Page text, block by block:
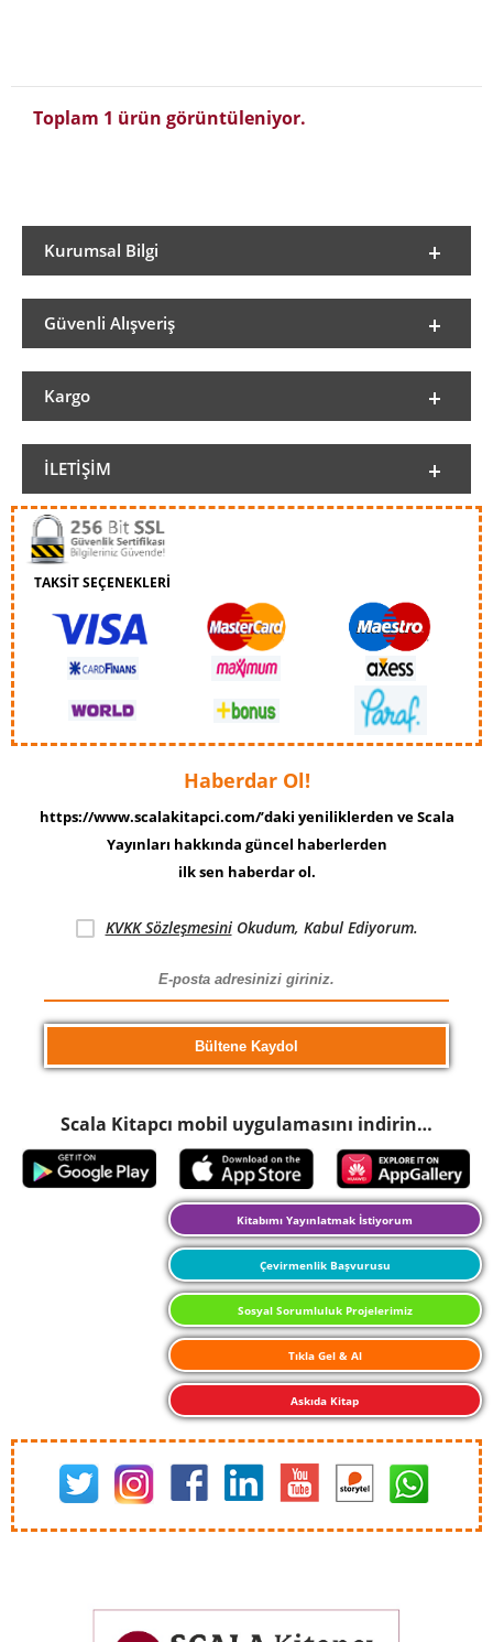
Toplam 1 ürün görüntüleniyor.
Kurumsal Bilgi
Güvenli Alışveriş
Kargo
İLETIŞIM
TAKSİT SEÇENEKLERİ
Haberdar Ol!
https://www.scalakitapci.com/’daki yeniliklerden ve Scala
Yayınları hakkında güncel haberlerden
ilk sen haberdar ol.
KVKK SözleşmesiniOkudum, Kabul Ediyorum.
Scala Kitapcı mobil uygulamasını indirin…
Kitabımı Yayınlatmak İstiyorum
Çevirmenlik Başvurusu
Sosyal Sorumluluk Projelerimiz
Tıkla Gel & Al
Askıda Kitap